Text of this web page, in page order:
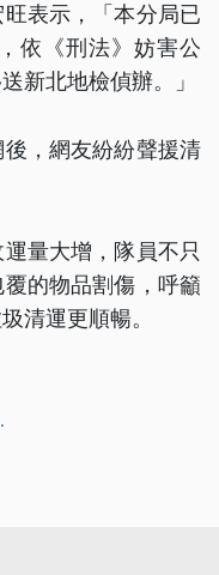
表示，「本分局已
依《刑法》妨害公
新北地檢偵辦。」
，網友紛紛聲援清
量大增，隊員不只
的物品割傷，呼籲
清運更順暢。